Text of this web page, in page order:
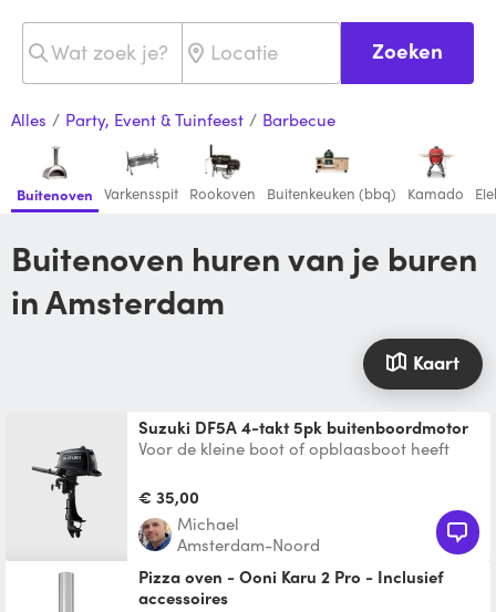
Zoeken
Alles / Party, Event & Tuinfeest / Barbecue
Buitenoven Varkensspit Rookoven Buitenkeuken (bbq) Kamado
Buitenoven huren van je buren
in Amsterdam
Kaart
Suzuki DF5A 4-takt 5pk buitenboordmotor
Voor de kleine boot of opblaasboot heeft
buitenboordmotoren
€ 35,00
Michael
Amsterdam-Noord
Pizza oven - Ooni Karu 2 Pro - Inclusief
accessoires